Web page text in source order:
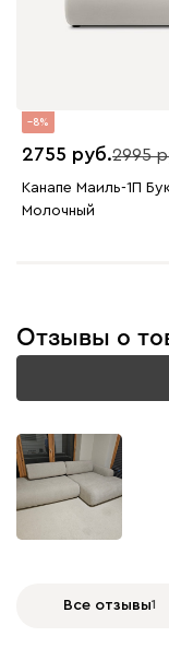
8
2755 2995
Канапе Маиль-1П
Молочный
Отзывы о
Все отзывы1